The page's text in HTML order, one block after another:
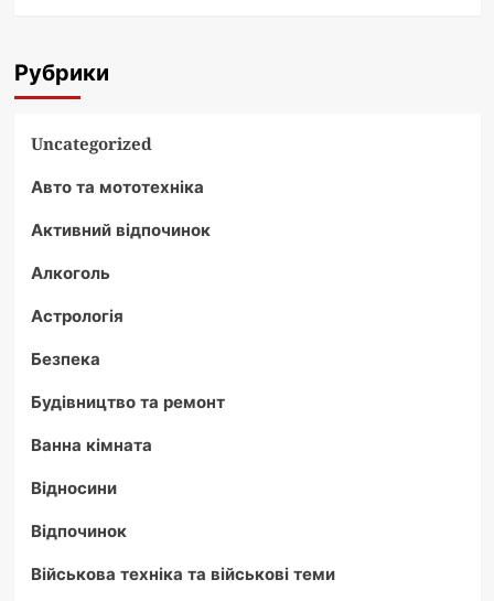
Рубрики
Uncategorized
Авто та мототехніка
Активний відпочинок
Алкоголь
Астрологія
Безпека
Будівництво та ремонт
Ванна кімната
Відносини
Відпочинок
Військова техніка та військові теми